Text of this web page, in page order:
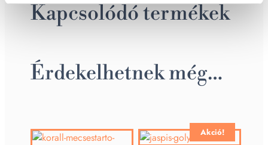
Kapcsolódó termékek
Érdekelhetnek még…
Akció!